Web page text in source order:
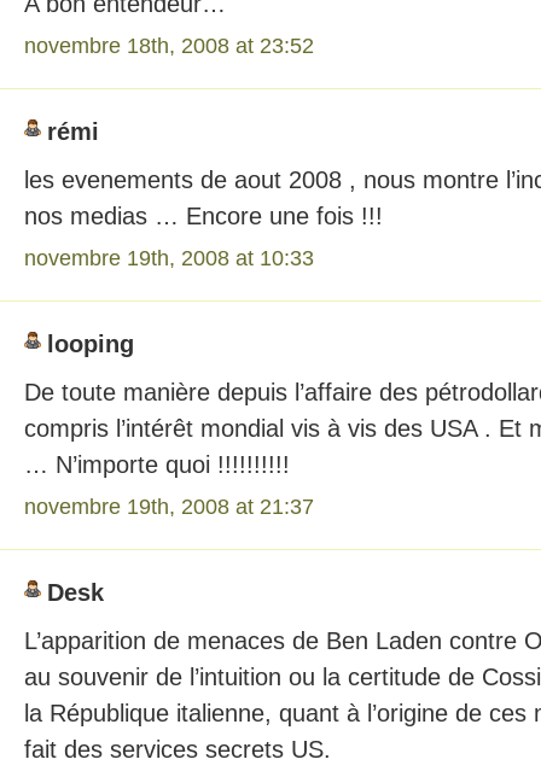
novembre 18th, 2008 at 23:52
rémi
les evenements de aout 2008 , nous montre
nos medias … Encore une fois !!!
novembre 19th, 2008 at 10:33
looping
De toute manière depuis l’affaire des
compris l’intérêt mondial vis à vis des USA . Et
… N’importe quoi !!!!!!!!!!
novembre 19th, 2008 at 21:37
Desk
L’apparition de menaces de Ben Laden contre
au souvenir de l’intuition ou la certitude de
la République italienne, quant à l’origine de
fait des services secrets US.